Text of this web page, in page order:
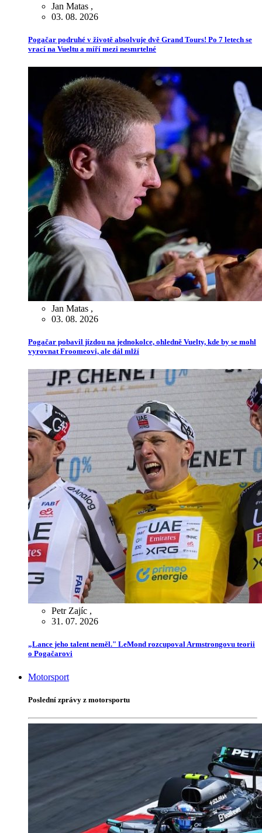
Jan Matas ,
03. 08. 2026
Pogačar podruhé v životě absolvuje dvě Grand Tours! Po 7 letech se
vrací na Vueltu a míří mezi nesmrtelné
Jan Matas ,
03. 08. 2026
Pogačar pobavil jízdou na jednokolce, ohledně Vuelty, kde by se mohl
vyrovnat Froomeovi, ale dál mlží
Petr Zajíc ,
31. 07. 2026
„Lance jeho talent neměl." LeMond rozcupoval Armstrongovu teorii
o Pogačarovi
Motorsport
Poslední zprávy z motorsportu